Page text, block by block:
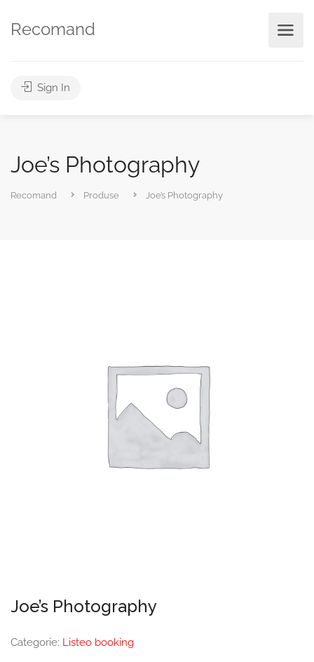
Recomand
Sign In
Joe’s Photography
Recomand Produse Joe’s Photography
Joe’s Photography
Categorie: Listeo booking